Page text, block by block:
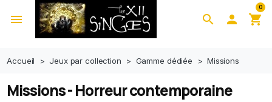
search
menu  shopping_cart
0
Accueil Jeux par collection Gamme dédiée Missions
Missions - Horreur contemporaine